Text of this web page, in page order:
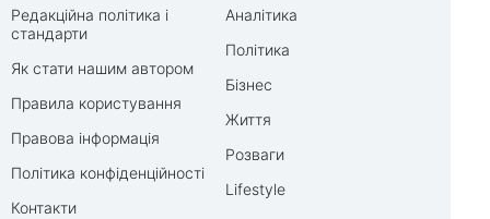
Редакційна політика і
стандарти
Як стати нашим автором
Правила користування
Правова інформація
Політика конфіденційності
Контакти
Аналітика
Політика
Бізнес
Життя
Розваги
Lifestyle